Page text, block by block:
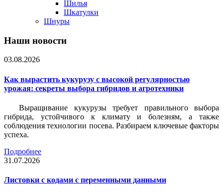
Шилья
Шкатулки
Шнуры
Наши новости
03.08.2026
Как вырастить кукурузу с высокой регулярностью
урожая: секреты выбора гибридов и агротехники
Выращивание кукурузы требует правильного выбора
гибрида, устойчивого к климату и болезням, а также
соблюдения технологии посева. Разбираем ключевые факторы
успеха.
Подробнее
31.07.2026
Листовки c кодами с переменными данными